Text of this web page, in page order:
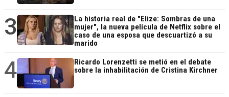
3
La historia real de "Elize: Sombras de una
mujer", la nueva película de Netflix sobre el
caso de una esposa que descuartizó a su
marido
4
Ricardo Lorenzetti se metió en el debate
sobre la inhabilitación de Cristina Kirchner